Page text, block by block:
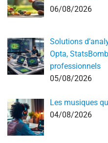
06/08/2026
Solutions
Opta,
professionnels
05/08/2026
Les musiques
04/08/2026